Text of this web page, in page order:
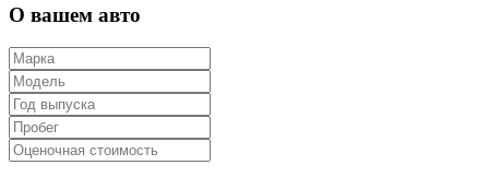
О вашем авто